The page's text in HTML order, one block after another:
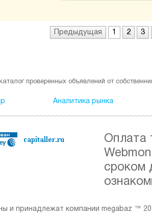
Предыдущая 1 2 3
проверенных объявлений от
Аналитика рынка
Оплата
сроком
и принадлежат компании megabaz ™